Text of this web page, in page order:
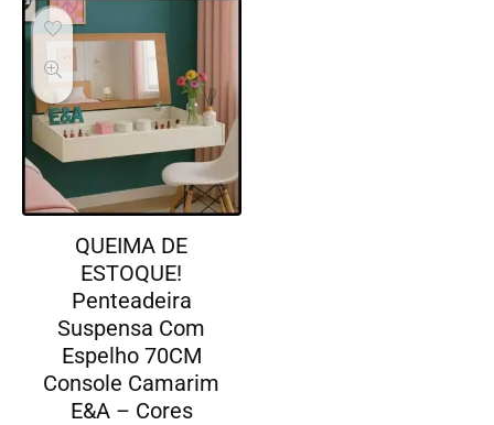
QUEIMA DE
ESTOQUE!
Penteadeira
Suspensa Com
Espelho 70CM
Console Camarim
E&A – Cores